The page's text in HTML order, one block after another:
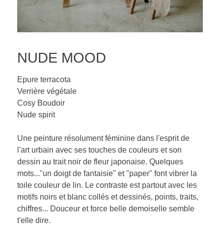
NUDE MOOD
Epure terracota
Verrière végétale
Cosy Boudoir
Nude spirit
Une peinture résolument féminine dans l'esprit de
l'art urbain avec ses touches de couleurs et son
dessin au trait noir de fleur japonaise. Quelques
mots..."un doigt de fantaisie" et "paper" font vibrer la
toile couleur de lin. Le contraste est partout avec les
motifs noirs et blanc collés et dessinés, points, traits,
chiffres... Douceur et force belle demoiselle semble
t'elle dire.